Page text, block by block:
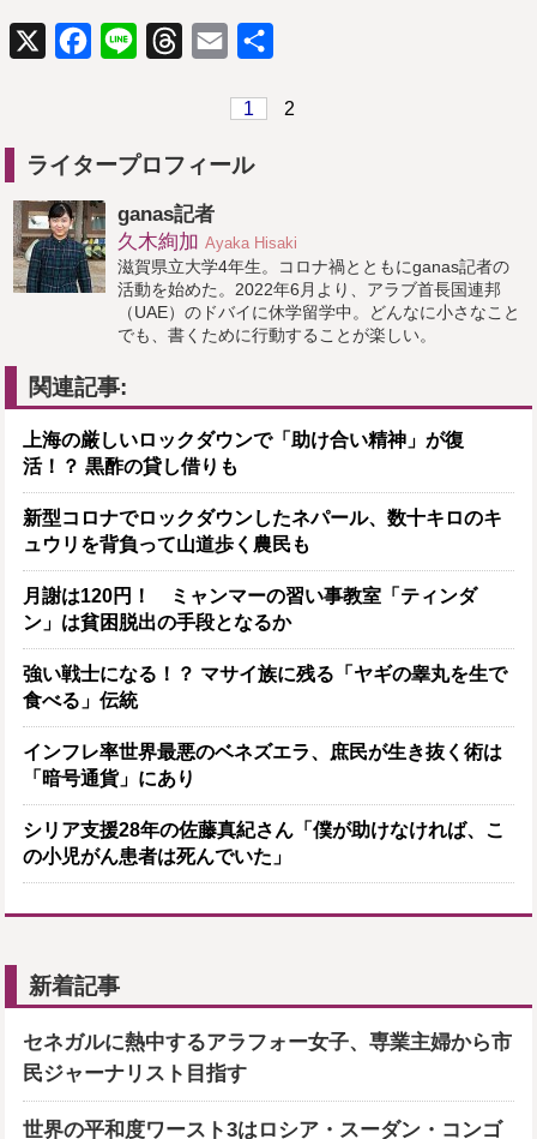
X Facebook
Line ThreadsEmail
1
2
ライタープロフィール
ganas記者
久木絢加 Ayaka Hisaki
滋賀県立大学4年生。コロナ禍とともにganas記者の
活動を始めた。2022年6月より、アラブ首長国連邦
（UAE）のドバイに休学留学中。どんなに小さなこと
でも、書くために行動することが楽しい。
関連記事:
上海の厳しいロックダウンで「助け合い精神」が復
活！？ 黒酢の貸し借りも
新型コロナでロックダウンしたネパール、数十キロのキ
ュウリを背負って山道歩く農民も
月謝は120円！ ミャンマーの習い事教室「ティンダ
ン」は貧困脱出の手段となるか
強い戦士になる！？ マサイ族に残る「ヤギの睾丸を生で
食べる」伝統
インフレ率世界最悪のベネズエラ、庶民が生き抜く術は
「暗号通貨」にあり
シリア支援28年の佐藤真紀さん「僕が助けなければ、こ
の小児がん患者は死んでいた」
新着記事
セネガルに熱中するアラフォー女子、専業主婦から市
民ジャーナリスト目指す
世界の平和度ワースト3はロシア・スーダン・コンゴ